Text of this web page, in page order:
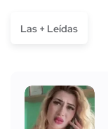
Las + Leídas